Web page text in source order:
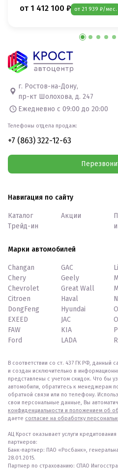
от 1 412 100 ₽ от 21 939 ₽/мес.
г. Ростов-на-Дону,
пр-кт Шолохова, д. 247
Ежедневно с 09:00 до 20:00
Телефоны отдела продаж:
+7 (863) 322-12-63
Навигация по сайту
Каталог
Трейд-ин
Акции
Марки автомобилей
Changan
Chery
Chevrolet
Citroen
DongFeng
EXEED
FAW
Ford
GAC
Geely
Great Wall
Haval
Hyundai
JAC
KIA
LADA
В соответствии со ст. 437 ГК РФ, данный
и создан исключительно в
представлены с учетом скидок. Что бы
автомобили, обратитесь к менеджерам
обратной связи или по телефону.
свои персональные данные, Вы
конфиденциальности и положением об
даете согласие на обработку
АЦ Крост оказывает услуги
партнеров:
Банк-партнер: ПАО «Росбанк»,
28.01.2015.
Партнер по страхованию: СПАО